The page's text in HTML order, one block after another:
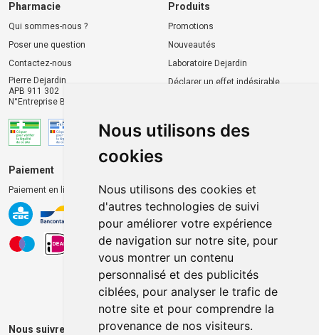
Nous utilisons des
cookies
Nous utilisons des cookies et
d'autres technologies de suivi
pour améliorer votre expérience
de navigation sur notre site, pour
vous montrer un contenu
personnalisé et des publicités
ciblées, pour analyser le trafic de
notre site et pour comprendre la
provenance de nos visiteurs.
Pharmacie
Qui sommes-nous ?
Poser une question
Contactez-nous
Pierre Dejardin
APB 911 302
N°Entreprise BE0446.901.764
Produits
Promotions
Nouveautés
Laboratoire Dejardin
Déclarer un effet indésirable
Paiement
Paiement en ligne 100% sécurisé
Livraison chez vous
Livraison dans un Point
d’enlèvement
Retrait dans la pharmacie
Retrait en casiers extérieurs
Nous suivre sur les réseaux